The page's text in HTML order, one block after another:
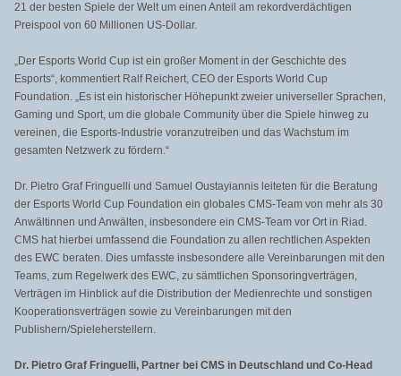
21 der besten Spiele der Welt um einen Anteil am rekordverdächtigen
Preispool von 60 Millionen US-Dollar.
„Der Esports World Cup ist ein großer Moment in der Geschichte des
Esports“, kommentiert Ralf Reichert, CEO der Esports World Cup
Foundation. „Es ist ein historischer Höhepunkt zweier universeller Sprachen,
Gaming und Sport, um die globale Community über die Spiele hinweg zu
vereinen, die Esports-Industrie voranzutreiben und das Wachstum im
gesamten Netzwerk zu fördern.“
Dr. Pietro Graf Fringuelli und Samuel Oustayiannis leiteten für die Beratung
der Esports World Cup Foundation ein globales CMS-Team von mehr als 30
Anwältinnen und Anwälten, insbesondere ein CMS-Team vor Ort in Riad.
CMS hat hierbei umfassend die Foundation zu allen rechtlichen Aspekten
des EWC beraten. Dies umfasste insbesondere alle Vereinbarungen mit den
Teams, zum Regelwerk des EWC, zu sämtlichen Sponsoringverträgen,
Verträgen im Hinblick auf die Distribution der Medienrechte und sonstigen
Kooperationsverträgen sowie zu Vereinbarungen mit den
Publishern/Spieleherstellern.
Dr. Pietro Graf Fringuelli, Partner bei CMS in Deutschland und Co-Head